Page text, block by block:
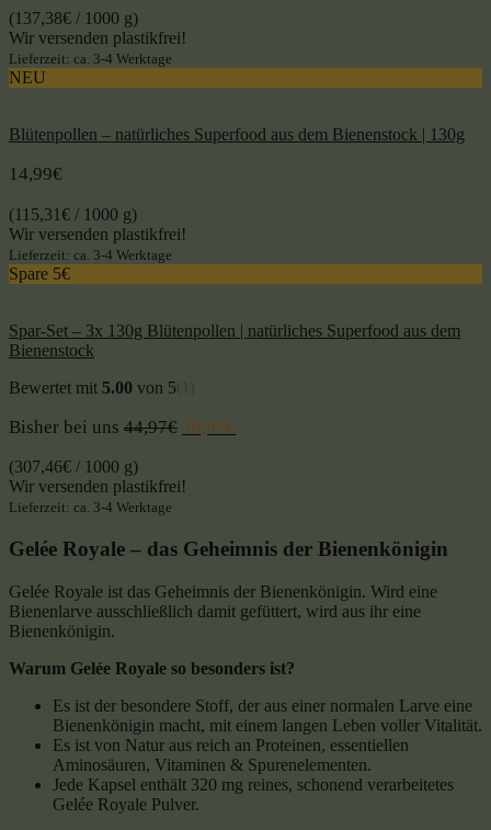
(137,38€ / 1000 g)
Wir versenden plastikfrei!
Lieferzeit: ca. 3-4 Werktage
NEU
Blütenpollen – natürliches Superfood aus dem Bienenstock | 130g
14,99€
(115,31€ / 1000 g)
Wir versenden plastikfrei!
Lieferzeit: ca. 3-4 Werktage
Spare 5€
Spar-Set – 3x 130g Blütenpollen | natürliches Superfood aus dem
Bienenstock
Bewertet mit 5.00 von 5
Bisher bei uns 44,97€ 39,97€
(307,46€ / 1000 g)
Wir versenden plastikfrei!
Lieferzeit: ca. 3-4 Werktage
Gelée Royale – das Geheimnis der Bienenkönigin
Gelée Royale ist das Geheimnis der Bienenkönigin. Wird eine
Bienenlarve ausschließlich damit gefüttert, wird aus ihr eine
Bienenkönigin.
Warum Gelée Royale so besonders ist?
Es ist der besondere Stoff, der aus einer normalen Larve eine
Bienenkönigin macht, mit einem langen Leben voller Vitalität.
Es ist von Natur aus reich an Proteinen, essentiellen
Aminosäuren, Vitaminen & Spurenelementen.
Jede Kapsel enthält 320 mg reines, schonend verarbeitetes
Gelée Royale Pulver.